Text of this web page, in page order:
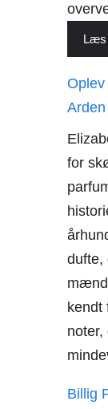
Læs
for
dufte,
kendt
noter,
Billig